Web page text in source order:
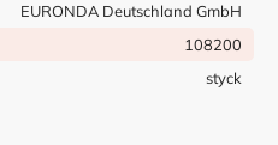
EURONDA Deutschland GmbH
108200
styck